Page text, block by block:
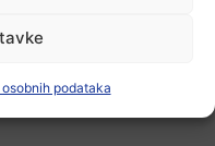
podataka